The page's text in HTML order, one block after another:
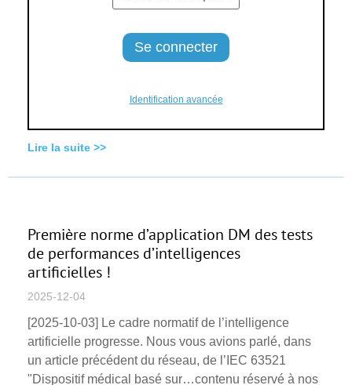
Identification avancée
Lire la suite >>
Première norme d’application DM des tests
de performances d’intelligences
artificielles !
2025-12-04
[2025-10-03] Le cadre normatif de l’intelligence
artificielle progresse. Nous vous avions parlé, dans
un article précédent du réseau, de l’IEC 63521
"Dispositif médical basé sur…contenu réservé à nos